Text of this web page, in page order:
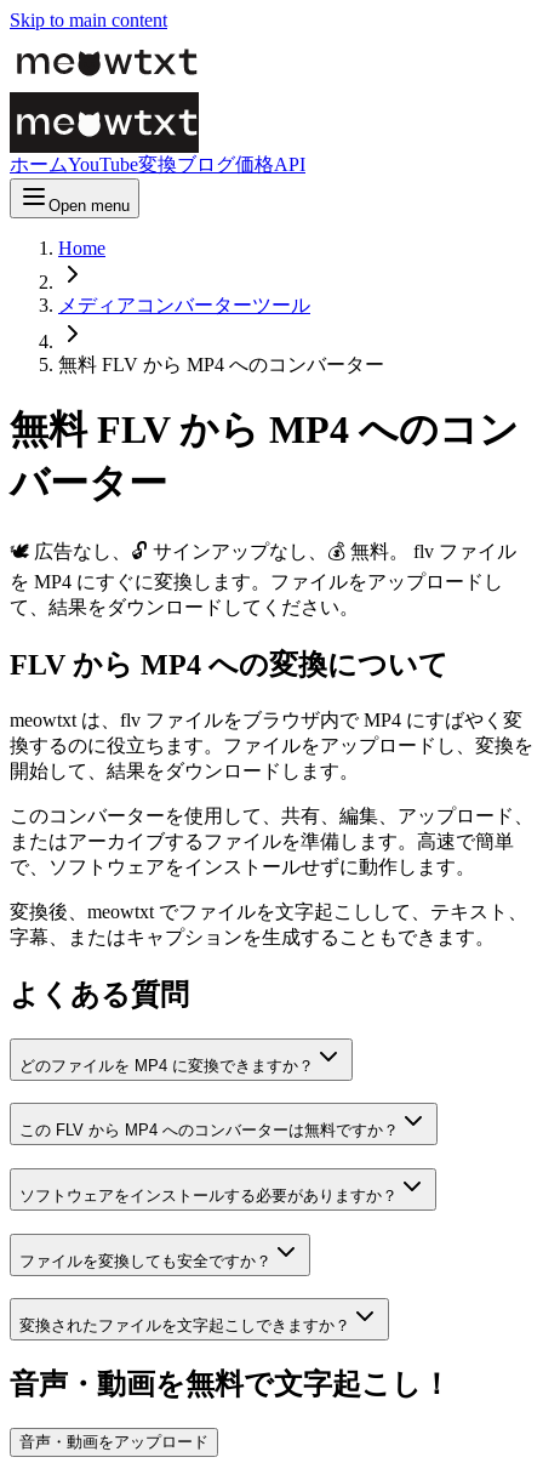
Skip to main content
ホームYouTube変換ブログ価格API
Open menu
Home
メディアコンバーターツール
無料 FLV から MP4 へのコンバーター
無料 FLV から MP4 へのコン
バーター
🕊️ 広告なし、🔓 サインアップなし、💰 無料。 flv ファイル
を MP4 にすぐに変換します。ファイルをアップロードし
て、結果をダウンロードしてください。
FLV から MP4 への変換について
meowtxt は、flv ファイルをブラウザ内で MP4 にすばやく変
換するのに役立ちます。ファイルをアップロードし、変換を
開始して、結果をダウンロードします。
このコンバーターを使用して、共有、編集、アップロード、
またはアーカイブするファイルを準備します。高速で簡単
で、ソフトウェアをインストールせずに動作します。
変換後、meowtxt でファイルを文字起こしして、テキスト、
字幕、またはキャプションを生成することもできます。
よくある質問
どのファイルを MP4 に変換できますか？
この FLV から MP4 へのコンバーターは無料ですか？
ソフトウェアをインストールする必要がありますか？
ファイルを変換しても安全ですか？
変換されたファイルを文字起こしできますか？
音声・動画を無料で文字起こし！
音声・動画をアップロード